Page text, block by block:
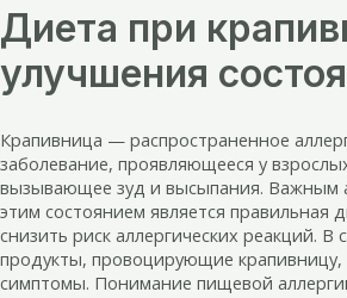
Диета при
улучшения
Крапивница — распространенное
заболевание, проявляющееся у
вызывающее зуд и высыпания. Важным
этим состоянием является правильная
снизить риск аллергических реакций. В
продукты, провоцирующие крапивницу,
симптомы. Понимание пищевой